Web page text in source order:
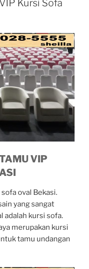
Kursi Sofa
VIP
oval Bekasi.
yang sangat
adalah kursi sofa.
merupakan kursi
tamu undangan